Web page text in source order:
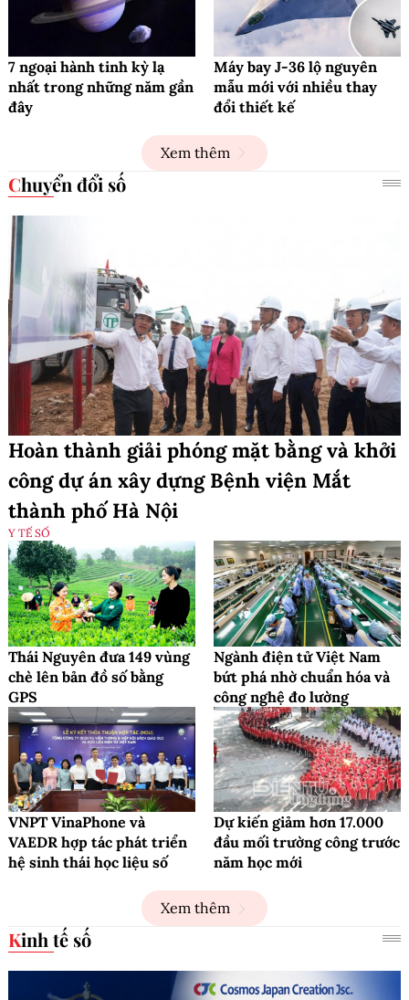
7 ngoại hành tinh kỳ lạ
nhất trong những năm gần
đây
Máy bay J-36 lộ nguyên
mẫu mới với nhiều thay
đổi thiết kế
Xem thêm
Chuyển đổi số
Hoàn thành giải phóng mặt bằng và khởi
công dự án xây dựng Bệnh viện Mắt
thành phố Hà Nội
Y TẾ SỐ
Thái Nguyên đưa 149 vùng
chè lên bản đồ số bằng
GPS
Ngành điện tử Việt Nam
bứt phá nhờ chuẩn hóa và
công nghệ đo lường
VNPT VinaPhone và
VAEDR hợp tác phát triển
hệ sinh thái học liệu số
Dự kiến giảm hơn 17.000
đầu mối trường công trước
năm học mới
Xem thêm
Kinh tế số